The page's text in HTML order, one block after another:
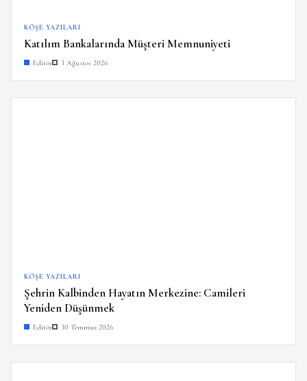
KÖŞE YAZILARI
Katılım Bankalarında Müşteri Memnuniyeti
Editör 3 Ağustos 2026
KÖŞE YAZILARI
Şehrin Kalbinden Hayatın Merkezine: Camileri
Yeniden Düşünmek
Editör 30 Temmuz 2026